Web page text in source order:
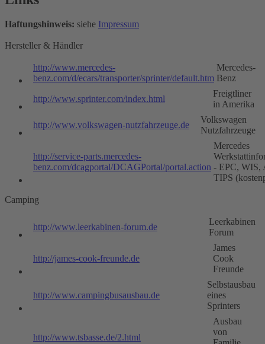
Haftungshinweis: siehe Impressum
Hersteller & Händler
http://www.mercedes-
benz.com/d/ecars/transporter/sprinter/default.htm
Mercedes-
Benz
http://www.sprinter.com/index.html
Freigtliner
in Amerika
http://www.volkswagen-nutzfahrzeuge.de
Volkswagen
Nutzfahrzeuge
http://service-parts.mercedes-
benz.com/dcagportal/DCAGPortal/portal.action
Mercedes
- EPC, WIS,
TIPS
Camping
http://www.leerkabinen-forum.de
Leerkabinen
Forum
http://james-cook-freunde.de
James
Cook
Freunde
http://www.campingbusausbau.de
Selbstausbau
eines
Sprinters
http://www.tsbasse.de/2.html
Ausbau
von